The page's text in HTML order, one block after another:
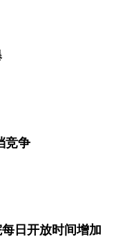
竞争
日开放时间增加